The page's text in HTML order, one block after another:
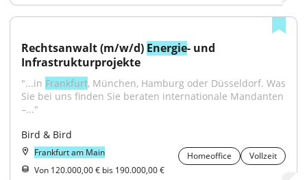
Rechtsanwalt (m/w/d) Energie- und
Infrastrukturprojekte
"...in Frankfurt, München, Hamburg oder Düsseldorf. Was
Sie bei uns finden Sie beraten internationale Mandanten
–..."
Bird & Bird
Frankfurt am Main Homeoffice
Vollzeit
Von 120.000,00 € bis 190.000,00 €